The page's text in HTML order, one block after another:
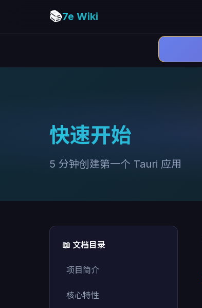
📚7e Wiki
快速开始
5 分钟创建第一个 Tauri 应用
📖 文档目录
项目简介
核心特性